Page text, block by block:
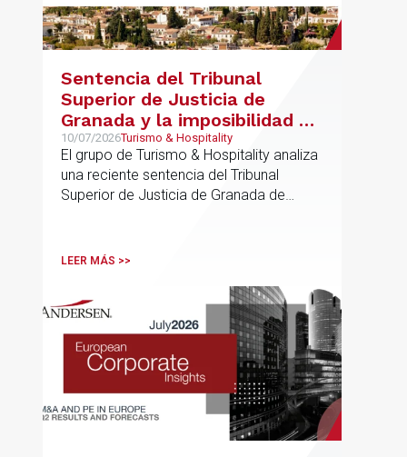
Sentencia del Tribunal
Superior de Justicia de
Granada y la imposibilidad de
Interpretar el Plan General
de Ordenación Urbana
(“PGOU”) para equiparar las
viviendas turísticas y los
autonómica y estatal
10/07/2026Turismo & Hospitality
El grupo de Turismo & Hospitality analiza
una reciente sentencia del Tribunal
Superior de Justicia de Granada de
LEER MÁS >>